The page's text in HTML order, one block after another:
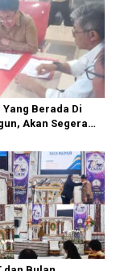
Berada Di
Akan Segera